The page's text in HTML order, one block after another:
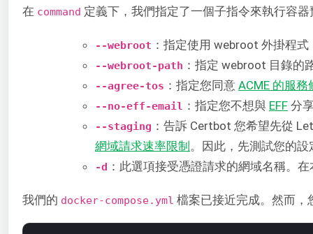
在 command 定義下，我們指定了一個子指令來執行容
--webroot ：指定使用 webroot 外掛程
--webroot-path ：指定 webroot 目錄的
--agree-tos ：指定您同意 ACME 的服務
--no-eff-email ：指定您不想與 EFF 分
--staging ：告訴 Certbot 您希望先從
網域請求速率限制。因此，先測試您的
-d ：此選項接受憑證請求的網域名稱。
我們的 docker-compose.yml 檔案已接近完成。然而